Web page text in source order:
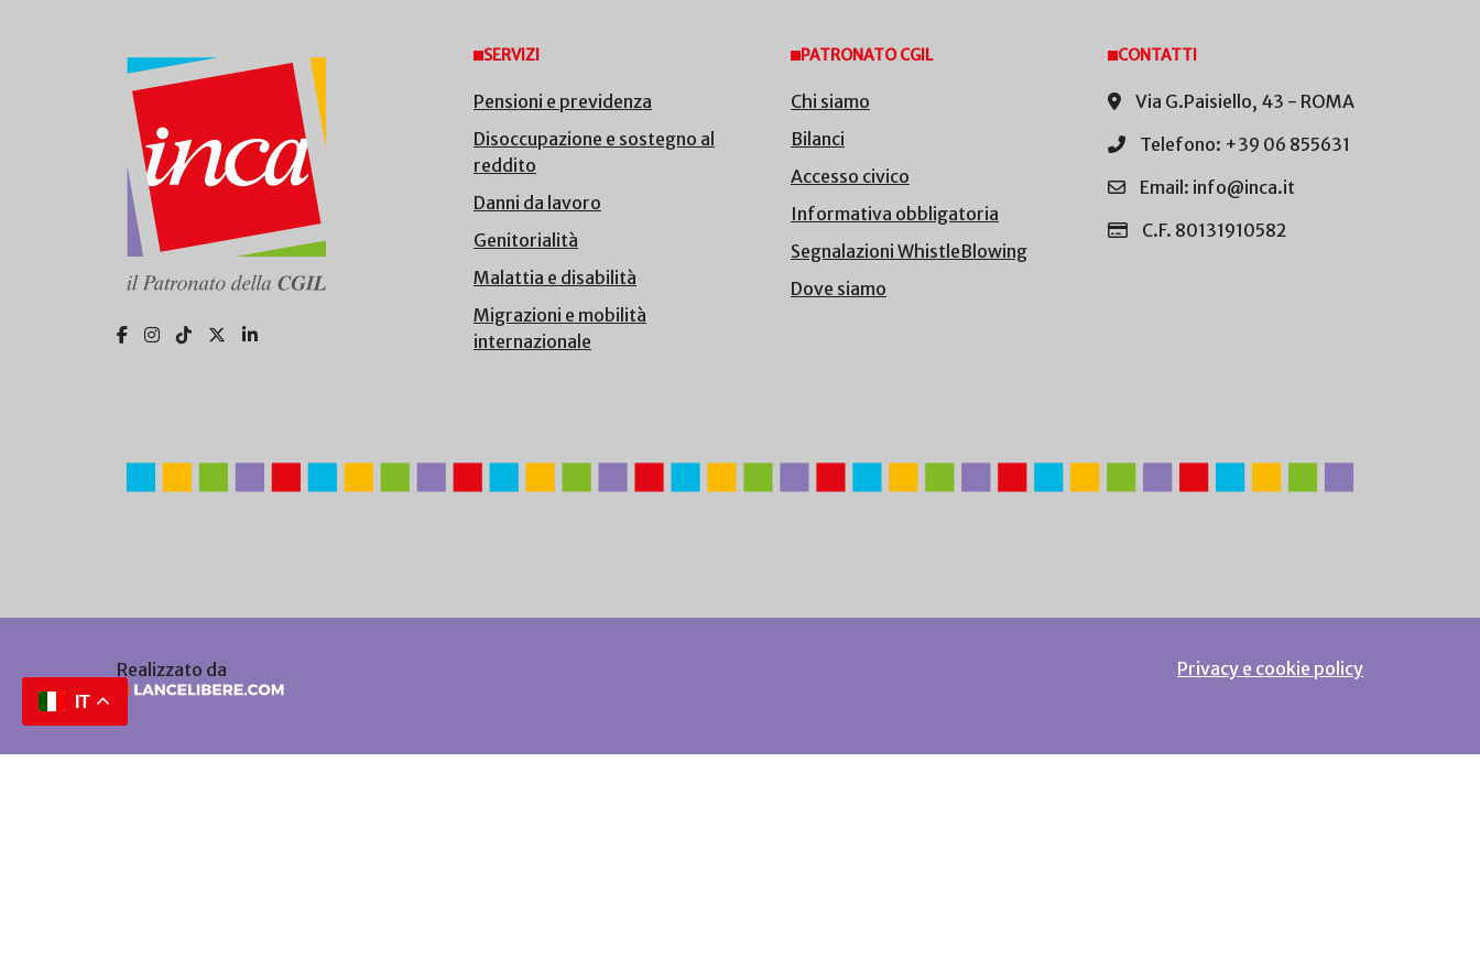
SERVIZI
Pensioni e previdenza
Disoccupazione e sostegno al
reddito
Danni da lavoro
Genitorialità
Malattia e disabilità
Migrazioni e mobilità
internazionale
PATRONATO CGIL
Chi siamo
Bilanci
Accesso civico
Informativa obbligatoria
Segnalazioni WhistleBlowing
Dove siamo
CONTATTI
Via G.Paisiello, 43 - ROMA
Telefono: +39 06 855631
Email: info@inca.it
C.F. 80131910582
Realizzato da Privacy e cookie policy
IT